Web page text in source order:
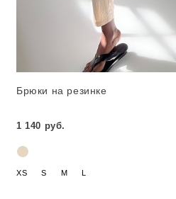
Брюки на резинке
1 140 руб.
XS S M L